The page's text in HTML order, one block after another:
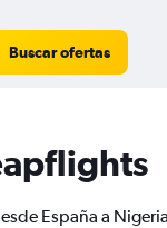
Buscar ofertas
España a